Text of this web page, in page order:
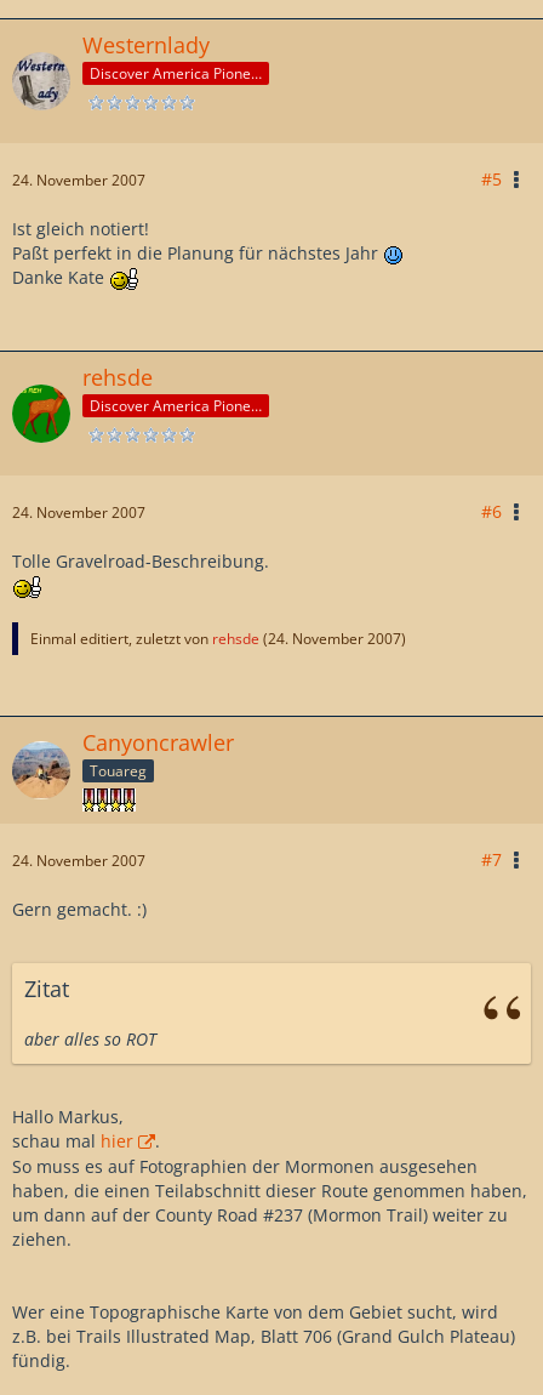
Westernlady
Discover America Pioneer
24. November 2007 #5
Ist gleich notiert!
Paßt perfekt in die Planung für nächstes Jahr
Danke Kate
rehsde
Discover America Pioneer
24. November 2007 #6
Tolle Gravelroad-Beschreibung.
Einmal editiert, zuletzt von rehsde (24. November 2007)
Canyoncrawler
Touareg
24. November 2007 #7
Gern gemacht. :)
Zitat
aber alles so ROT
Hallo Markus,
schau mal hier
.
So muss es auf Fotographien der Mormonen ausgesehen
haben, die einen Teilabschnitt dieser Route genommen haben,
um dann auf der County Road #237 (Mormon Trail) weiter zu
ziehen.
Wer eine Topographische Karte von dem Gebiet sucht, wird
z.B. bei Trails Illustrated Map, Blatt 706 (Grand Gulch Plateau)
fündig.